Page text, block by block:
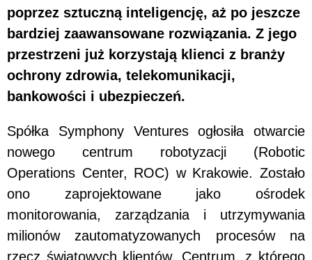
poprzez sztuczną inteligencję, aż po jeszcze
bardziej zaawansowane rozwiązania. Z jego
przestrzeni już korzystają klienci z branży
ochrony zdrowia, telekomunikacji,
bankowości i ubezpieczeń.
Spółka Symphony Ventures ogłosiła otwarcie
nowego centrum robotyzacji (Robotic
Operations Center, ROC) w Krakowie. Zostało
ono zaprojektowane jako ośrodek
monitorowania, zarządzania i utrzymywania
milionów zautomatyzowanych procesów na
rzecz światowych klientów. Centrum, z którego